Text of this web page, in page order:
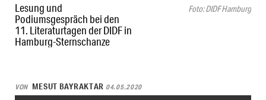
Lesung und
Podiumsgespräch bei den
11. Literaturtagen der DIDF in
Hamburg-Sternschanze
Foto: DIDF Hamburg
VON MESUT BAYRAKTAR 04.05.2020